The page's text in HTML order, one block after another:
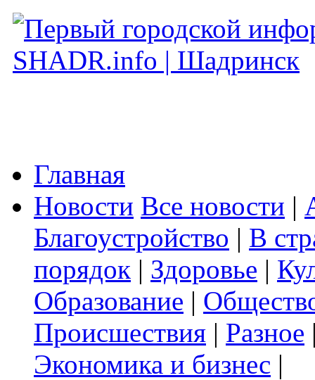
Главная
Новости Все новости |
Благоустройство | В
порядок | Здоровье |
Образование |
Происшествия | Разное
Экономика и бизнес |